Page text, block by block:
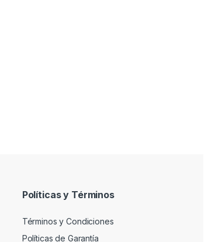
Políticas y Términos
Términos y Condiciones
Políticas de Garantía